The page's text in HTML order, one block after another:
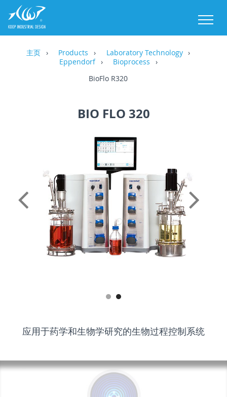
主页 Products
Laboratory Technology
Eppendorf
Bioprocess
BioFlo R320
BIO FLO 320
应用于药学和生物学研究的生物过程控制系统